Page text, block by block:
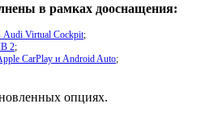
в рамках дооснащения:
Audi Virtual Cockpit;
2;
CarPlay и Android Auto;
опциях.